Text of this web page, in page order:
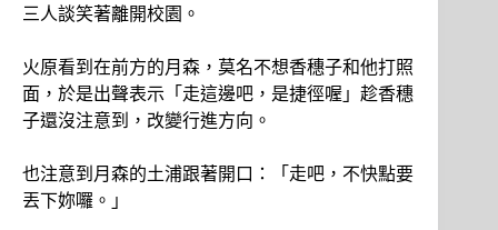
三人談笑著離開校園。
火原看到在前方的月森，莫名不想香穗子和他打照
面，於是出聲表示「走這邊吧，是捷徑喔」趁香穗
子還沒注意到，改變行進方向。
也注意到月森的土浦跟著開口：「走吧，不快點要
丟下妳囉。」